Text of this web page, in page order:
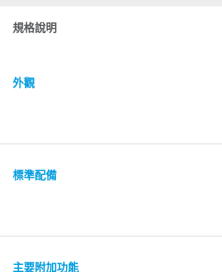
規格說明
外觀
標準配備
主要附加功能